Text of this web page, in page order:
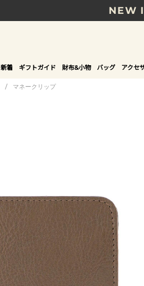
NEW
8/17(月)10時ま
贈る相手やシー
NEW IN
新着 ギフトガイド 財布&小物 バッグ アクセ
/ マネークリップ